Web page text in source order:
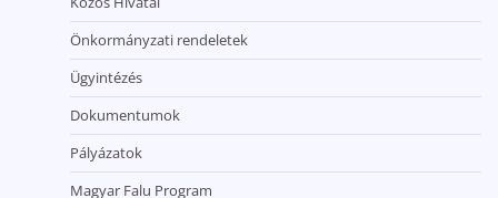
Önkormányzati rendeletek
Ügyintézés
Dokumentumok
Pályázatok
Magyar Falu Program